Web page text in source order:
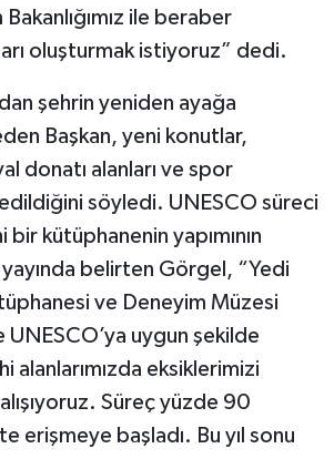
ile beraber
oluşturmak istiyoruz” dedi.
şehrin yeniden ayağa
Başkan, yeni konutlar,
donatı alanları ve spor
söyledi. UNESCO süreci
bir kütüphanenin yapımının
yayında belirten Görgel, “Yedi
ve Deneyim Müzesi
uygun şekilde
alanlarımızda eksiklerimizi
Süreç yüzde 90
erişmeye başladı. Bu yıl sonu